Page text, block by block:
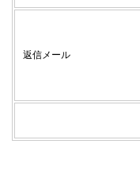
返信メール